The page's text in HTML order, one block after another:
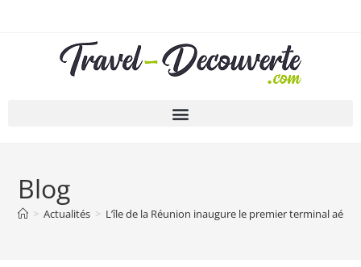
Blog
> Actualités > L’île de la Réunion inaugure le premier terminal